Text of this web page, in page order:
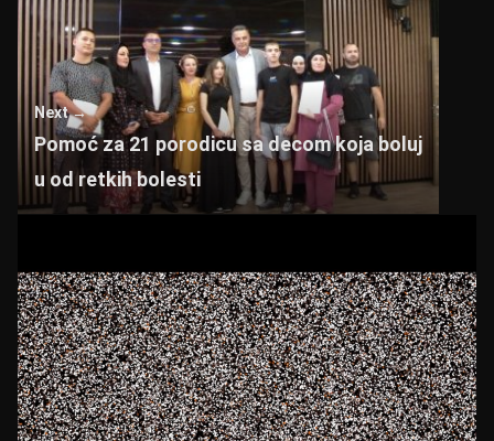
Next →
Pomoć za 21 porodicu sa decom koja boluj
u od retkih bolesti